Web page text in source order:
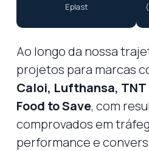
Eplast
Ao longo da nossa
projetos para marcas
Caloi, Lufthansa, TNT
Food to Save, com
comprovados em
performance e